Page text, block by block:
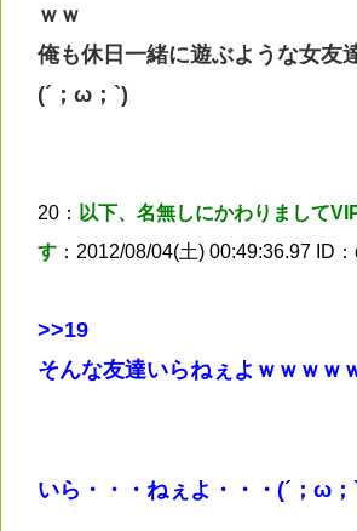
ｗｗ
俺も休日一緒に遊ぶような女友
(´；ω；`)
20： 以下、名無しにかわりまして
す ：2012/08/04(土) 00:49:36.97 ID
>>19
そんな友達いらねぇよｗｗｗｗ
いら・・・ねぇよ・・・(´；ω；